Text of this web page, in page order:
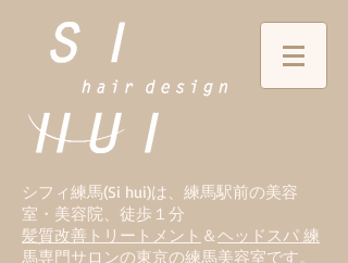
シフィ練馬(Si hui)は、 練馬駅前の美容
室・美容院、徒歩１分
髪質改善トリートメント ＆ヘッドスパ 練
馬専門サロンの東京の練馬美容室です。